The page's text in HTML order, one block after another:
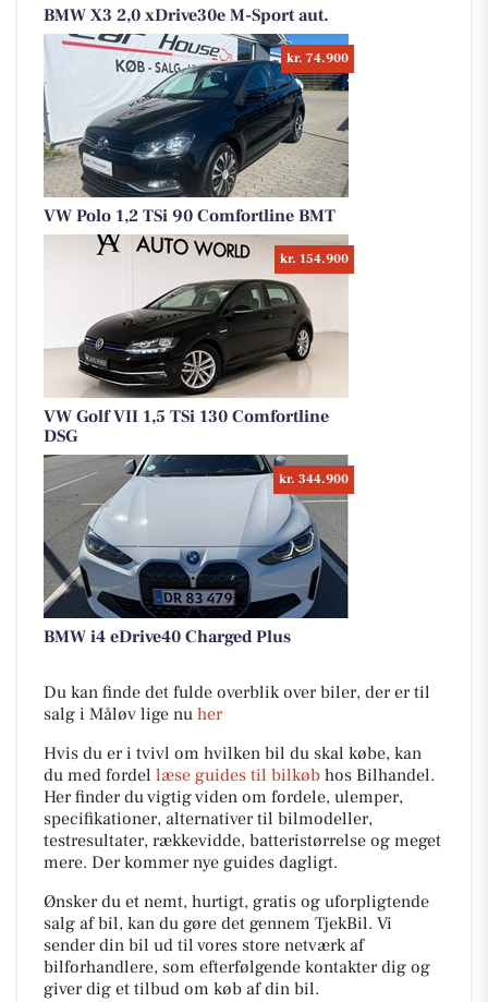
BMW X3 2,0 xDrive30e M-Sport aut.
kr. 74.900
VW Polo 1,2 TSi 90 Comfortline BMT
kr. 154.900
VW Golf VII 1,5 TSi 130 Comfortline
DSG
kr. 344.900
BMW i4 eDrive40 Charged Plus
Du kan finde det fulde overblik over biler, der er til
salg i Måløv lige nu her
Hvis du er i tvivl om hvilken bil du skal købe, kan
du med fordel læse guides til bilkøb hos Bilhandel.
Her finder du vigtig viden om fordele, ulemper,
specifikationer, alternativer til bilmodeller,
testresultater, rækkevidde, batteristørrelse og meget
mere. Der kommer nye guides dagligt.
Ønsker du et nemt, hurtigt, gratis og uforpligtende
salg af bil, kan du gøre det gennem TjekBil. Vi
sender din bil ud til vores store netværk af
bilforhandlere, som efterfølgende kontakter dig og
giver dig et tilbud om køb af din bil.